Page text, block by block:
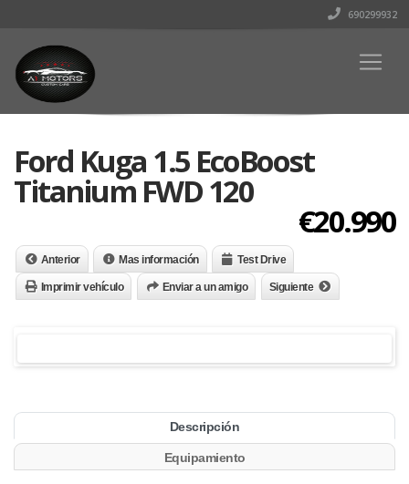
690299932
Ford Kuga 1.5 EcoBoost
Titanium FWD 120
€20.990
Anterior Mas información Test Drive
Imprimir vehículo Enviar a un amigo Siguiente
Descripción
Equipamiento